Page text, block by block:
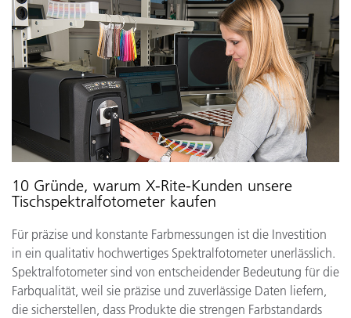
10 Gründe, warum X-Rite-Kunden unsere
Tischspektralfotometer kaufen
Für präzise und konstante Farbmessungen ist die Investition
in ein qualitativ hochwertiges Spektralfotometer unerlässlich.
Spektralfotometer sind von entscheidender Bedeutung für die
Farbqualität, weil sie präzise und zuverlässige Daten liefern,
die sicherstellen, dass Produkte die strengen Farbstandards